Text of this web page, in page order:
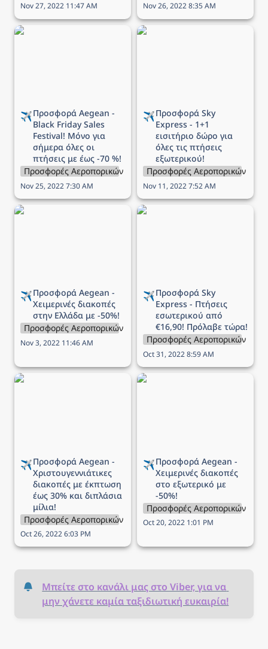
Nov 27, 2022 11:47 AM Nov 26, 2022 8:35 AM
Προσφορά Aegean -
✈️
Black Friday Sales
Festival! Μόνο για
σήμερα όλες οι
πτήσεις με έως -70 %!
Προσφορές Αεροπορικών Εταιρειών
Nov 25, 2022 7:30 AM
Προσφορά Sky Express -
✈️Προσφορά Sky
Express - 1+1
εισιτήριο δώρο για
όλες τις πτήσεις
εξωτερικού!
Προσφορές Αεροπορικών
Nov 11, 2022 7:52 AM
Προσφορά Aegean -
✈️
Χειμερινές διακοπές
στην Ελλάδα με -50%!
Προσφορές Αεροπορικών Εταιρειών
Nov 3, 2022 11:46 AM
Προσφορά Sky Express -
✈️Προσφορά Sky
Express - Πτήσεις
εσωτερικού από
€16,90! Πρόλαβε τώρα!
Προσφορές Αεροπορικών
Oct 31, 2022 8:59 AM
Προσφορά Aegean -
✈️
Χριστουγεννιάτικες
διακοπές με έκπτωση
έως 30% και διπλάσια
μίλια!
Προσφορές Αεροπορικών Εταιρειών
Oct 26, 2022 6:03 PM
Προσφορά Aegean -
✈️
Χειμερινές διακοπές
στο εξωτερικό με
-50%!
Προσφορές Αεροπορικών
Oct 20, 2022 1:01 PM
Μπείτε στο κανάλι μας στο Viber, για να
μην χάνετε καμία ταξιδιωτική ευκαιρία!